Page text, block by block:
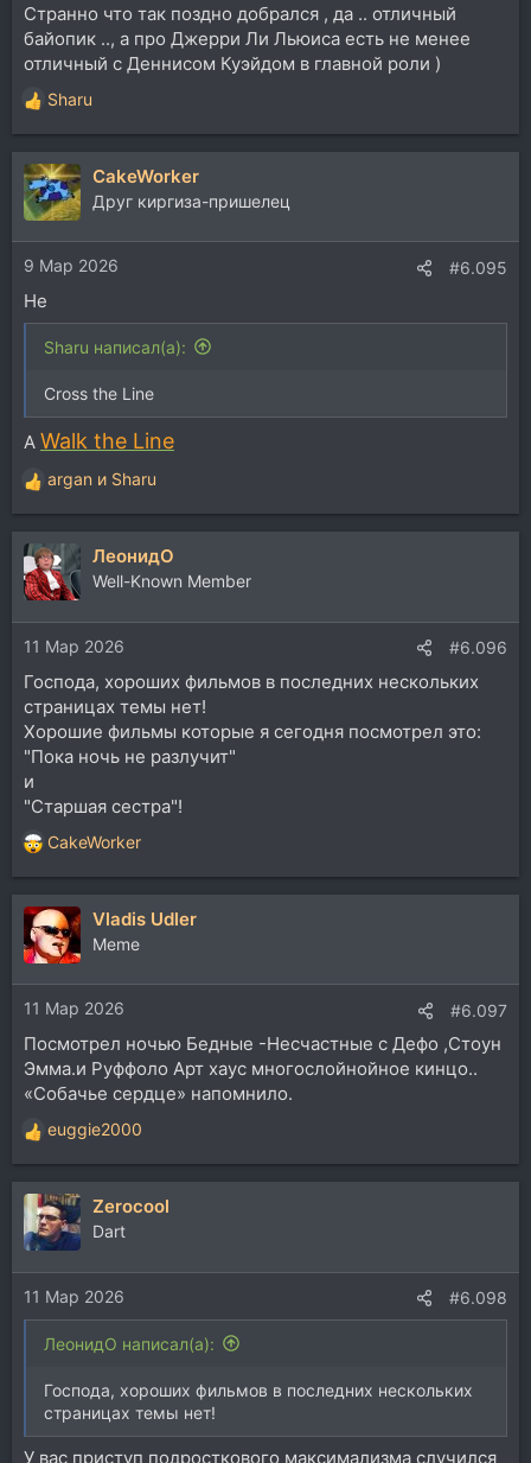
Странно что так поздно добрался , да .. отличный
байопик .., а про Джерри Ли Льюиса есть не менее
отличный с Деннисом Куэйдом в главной роли )
Р
е
а
к
ц
и
и
:
Sharu
CakeWorker
Друг киргиза-пришелец
9 Мар 2026 #6.095
Не
Sharu написал(а):
Cross the Line
А Walk the Line
Р
е
а
к
ц
и
и
:
argan и Sharu
ЛеонидО
Well-Known Member
11 Мар 2026 #6.096
Господа, хороших фильмов в последних нескольких
страницах темы нет!
Хорошие фильмы которые я сегодня посмотрел это:
"Пока ночь не разлучит"
и
"Старшая сестра"!
Р
е
а
к
ц
и
и
:
CakeWorker
Vladis Udler
Memе
11 Мар 2026 #6.097
Посмотрел ночью Бедные -Несчастные с Дефо ,Стоун
Эмма.и Руффоло Арт хаус многослойнойное кинцо..
«Собачье сердце» напомнило.
Р
е
а
к
ц
и
и
:
euggie2000
Zerocool
Dart
11 Мар 2026 #6.098
ЛеонидО написал(а):
Господа, хороших фильмов в последних нескольких
страницах темы нет!
У вас приступ подросткового максимализма случился